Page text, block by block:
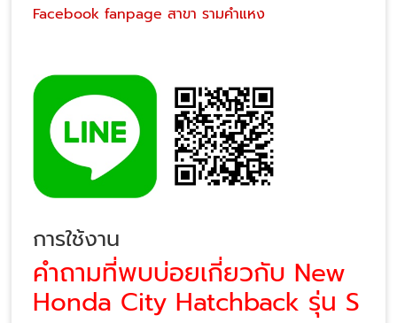
Facebook fanpage สาขา รามคำแหง
การใช้งาน
คำถามที่พบบ่อยเกี่ยวกับ New
Honda City Hatchback รุ่น S